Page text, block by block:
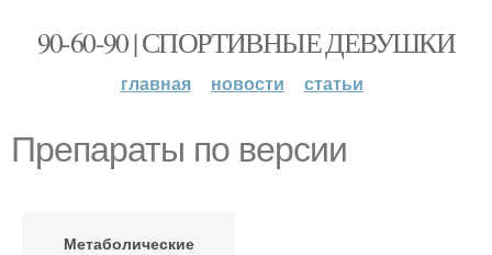
90-60-90 | СПОРТИВНЫЕ ДЕВУШКИ
главная новости статьи
Препараты по версии
Метаболические